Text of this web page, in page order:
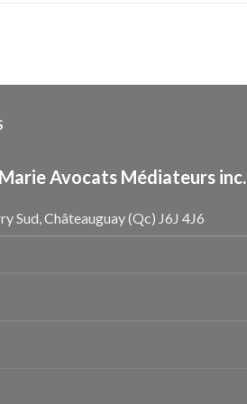
Avocats Médiateurs inc.
Sud, Châteauguay (Qc) J6J 4J6